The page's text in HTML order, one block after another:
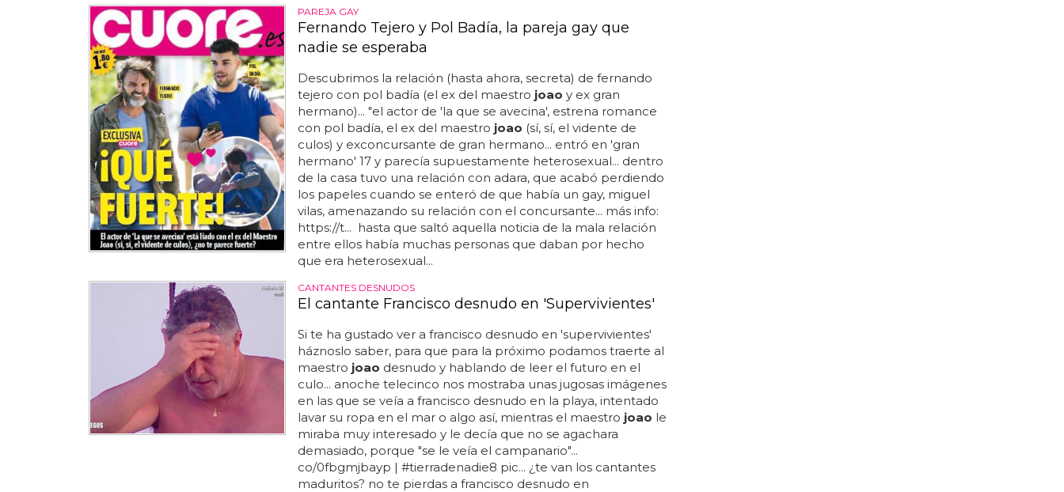
PAREJA GAY
Fernando Tejero y Pol Badía, la pareja gay que
nadie se esperaba
Descubrimos la relación (hasta ahora, secreta) de fernando
tejero con pol badía (el ex del maestro joao y ex gran
hermano)... "el actor de 'la que se avecina', estrena romance
con pol badía, el ex del maestro joao (sí, sí, el vidente de
culos) y exconcursante de gran hermano... entró en 'gran
hermano' 17 y parecía supuestamente heterosexual... dentro
de la casa tuvo una relación con adara, que acabó perdiendo
los papeles cuando se enteró de que había un gay, miguel
vilas, amenazando su relación con el concursante... más info:
https://t... hasta que saltó aquella noticia de la mala relación
entre ellos había muchas personas que daban por hecho
que era heterosexual...
CANTANTES DESNUDOS
El cantante Francisco desnudo en 'Supervivientes'
Si te ha gustado ver a francisco desnudo en 'supervivientes'
háznoslo saber, para que para la próximo podamos traerte al
maestro joao desnudo y hablando de leer el futuro en el
culo... anoche telecinco nos mostraba unas jugosas imágenes
en las que se veía a francisco desnudo en la playa, intentado
lavar su ropa en el mar o algo así, mientras el maestro joao le
miraba muy interesado y le decía que no se agachara
demasiado, porque "se le veía el campanario"...
co/0fbgmjbayp | #tierradenadie8 pic... ¿te van los cantantes
maduritos? no te pierdas a francisco desnudo en